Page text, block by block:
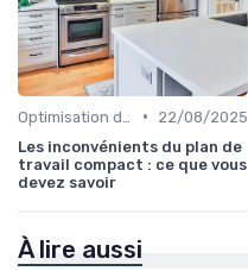
•
22/08/2025
Les inconvénients du plan de
travail compact : ce que vous
devez savoir
À lire aussi